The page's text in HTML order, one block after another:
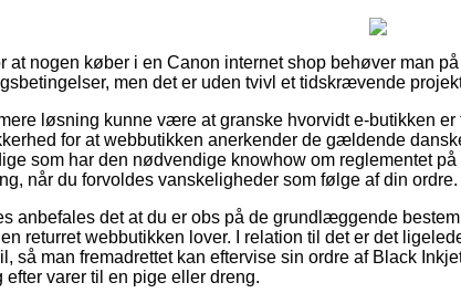
at nogen køber i en Canon internet shop behøver man
men det er uden tvivl et tidskrævende
løsning kunne være at granske hvorvidt e-butikken
for at webbutikken anerkender de gældende
som har den nødvendige knowhow om reglementet på
når du forvoldes vanskeligheder som følge af din ordre.
anbefales det at du er obs på de grundlæggende
returret webbutikken lover. I relation til det er det
så man fremadrettet kan eftervise sin ordre af Black
efter varer til en pige eller dreng.